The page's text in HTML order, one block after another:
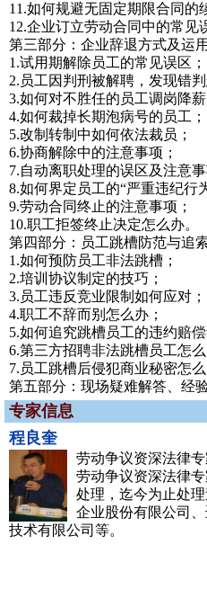
11.如何规避无固定期限合同的
12.企业订立劳动合同中的常见
第三部分：企业辞退方式及运
1.试用期解除员工的常见误区；
2.员工因判刑被解聘，发现错判
3.如何对不胜任的员工调岗降薪
4.如何裁掉长期泡病号的员工；
5.改制转制中如何依法裁员；
6.协商解除中的注意事项；
7.自动离职处理的误区及注意事
8.如何界定员工的“严重违纪行
9.劳动合同终止的注意事项；
10.职工拒签终止决定怎么办。
第四部分：员工跳槽防范与追
1.如何预防员工非法跳槽；
2.培训协议制定的技巧；
3.员工违反竞业限制如何应对；
4.职工不辞而别怎么办；
5.如何追究跳槽员工的违约赔偿
6.第三方招聘非法跳槽员工怎么
7.员工跳槽后侵犯商业秘密怎么
第五部分：现场疑难解答、经
专家信息
程良奎
劳动争议资深法律专
劳动争议资深法律
处理，迄今为止处
企业股份有限公司
技术有限公司等。